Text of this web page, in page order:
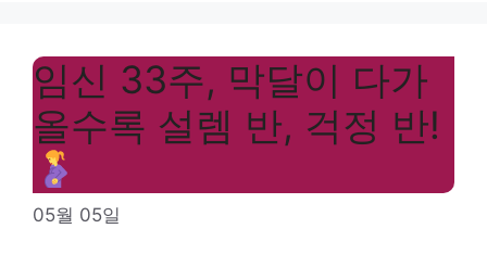
임신 33주, 막달이 다가
올수록 설렘 반, 걱정 반!
05월 05일